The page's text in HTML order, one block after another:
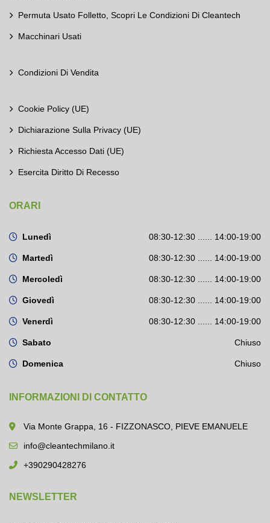
Permuta Usato Folletto, Scopri Le Condizioni Di Cleantech
Macchinari Usati
Condizioni Di Vendita
Cookie Policy (UE)
Dichiarazione Sulla Privacy (UE)
Richiesta Accesso Dati (UE)
Esercita Diritto Di Recesso
ORARI
Lunedì 08:30-12:30 ...... 14:00-19:00
Martedì 08:30-12:30 ...... 14:00-19:00
Mercoledì 08:30-12:30 ...... 14:00-19:00
Giovedì 08:30-12:30 ...... 14:00-19:00
Venerdì 08:30-12:30 ...... 14:00-19:00
Sabato Chiuso
Domenica Chiuso
INFORMAZIONI DI CONTATTO
Via Monte Grappa, 16 - FIZZONASCO, PIEVE EMANUELE
info@cleantechmilano.it
+390290428276
NEWSLETTER